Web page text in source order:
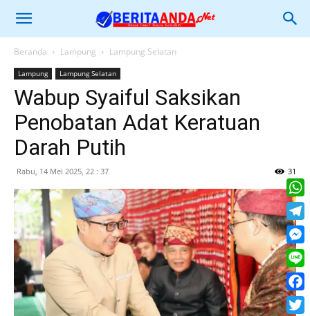
Beranda Lampung Lampung Selatan
Lampung Lampung Selatan
Wabup Syaiful Saksikan
Penobatan Adat Keratuan
Darah Putih
Rabu, 14 Mei 2025, 22 : 37 31
Line